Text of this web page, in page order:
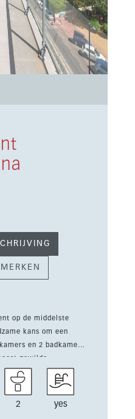
op de middelste
kans om een
en 2 badkamers
gewilde
aan de Costa
2 yes